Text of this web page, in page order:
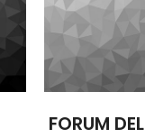
FORUM